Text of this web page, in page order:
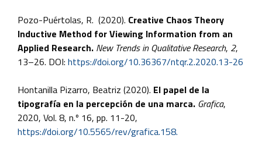
Pozo-Puértolas, R. (2020). Creative Chaos Theory
Inductive Method for Viewing Information from an
Applied Research. New Trends in Qualitative Research, 2,
13–26. DOI: https://doi.org/10.36367/ntqr.2.2020.13-26
Hontanilla Pizarro, Beatriz (2020). El papel de la
tipografía en la percepción de una marca. Grafica,
2020, Vol. 8, n.º 16, pp. 11-20,
https://doi.org/10.5565/rev/grafica.158.